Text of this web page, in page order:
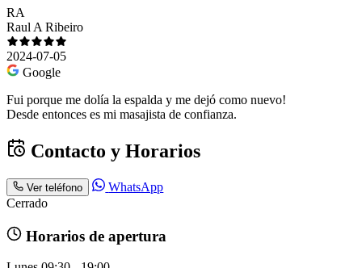
RA
Raul A Ribeiro
2024-07-05
Google
Fui porque me dolía la espalda y me dejó como nuevo!
Desde entonces es mi masajista de confianza.
Contacto y Horarios
Ver teléfono
WhatsApp
Cerrado
Horarios de apertura